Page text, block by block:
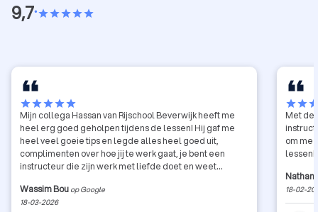
9,7•starstarstarstarstar
starstarstarstarstar
Mijn collega Hassan van Rijschool Beverwijk heeft me
heel erg goed geholpen tijdens de lessen! Hij gaf me
heel veel goeie tips en legde alles heel goed uit,
complimenten over hoe jij te werk gaat, je bent een
instructeur die zijn werk met liefde doet en weet
met een andere leerling allebei in 1x geslaagd voor
onze BE rijbewijs ❤️
Wassim Bou op Google
18-03-2026
starstar
Met de
om
lessen!
Nathan
18-02-